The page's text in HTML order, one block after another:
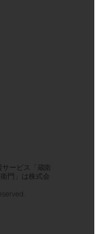
サービス「蔵衛
門」は株式会